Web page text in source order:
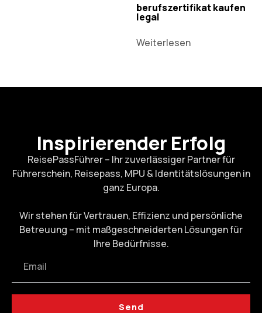
berufszertifikat kaufen
legal
Weiterlesen
Inspirierender Erfolg
ReisePassFührer – Ihr zuverlässiger Partner für
Führerschein, Reisepass, MPU & Identitätslösungen in
ganz Europa.
Wir stehen für Vertrauen, Effizienz und persönliche
Betreuung – mit maßgeschneiderten Lösungen für
Ihre Bedürfnisse.
Send